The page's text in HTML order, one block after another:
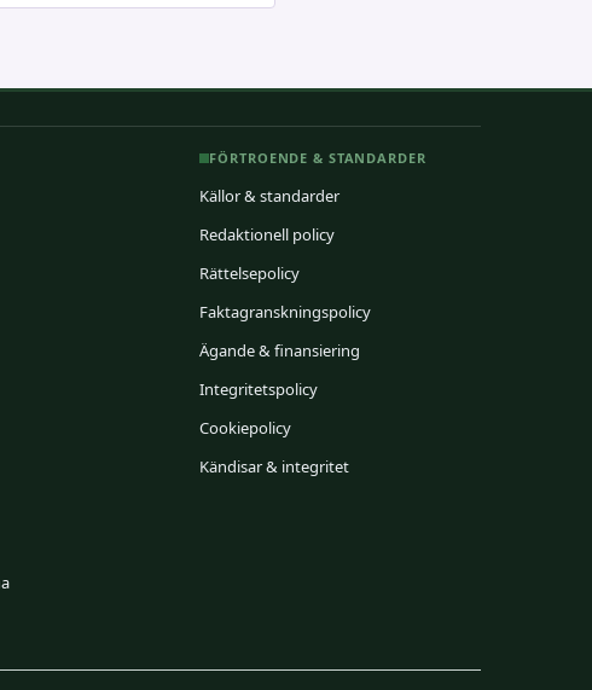
FÖRTROENDE & STANDARDER
Källor & standarder
Redaktionell policy
Rättelsepolicy
Faktagranskningspolicy
Ägande & finansiering
Integritetspolicy
Cookiepolicy
Kändisar & integritet